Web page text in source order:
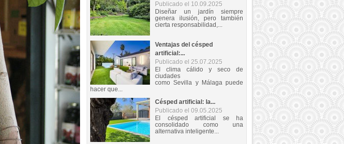
Publicado el 10.09.2025
Diseñar un jardín siempre
genera ilusión, pero también
cierta responsabilidad,...
Ventajas del césped
artificial:...
Publicado el 25.07.2025
El clima cálido y seco de
ciudades
como Sevilla y Málaga puede
hacer que...
Césped artificial: la...
Publicado el 09.05.2025
El césped artificial se ha
consolidado como una
alternativa inteligente...